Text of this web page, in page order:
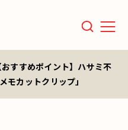
Menu
おすすめポイント】ハサミ不
モカットクリップ」